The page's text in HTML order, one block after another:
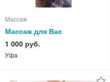
Массаж
Массаж для Вас
1 000 руб.
Уфа